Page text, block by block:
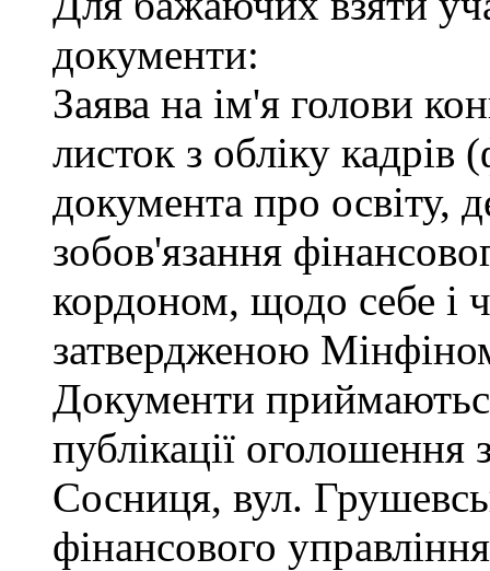
документи:
Заява на ім'я голови
листок з обліку
документа про освіту,
зобов'язання
кордоном, щодо себе і
затвердженою
Документи
публікації
Сосниця, вул.
фінансового